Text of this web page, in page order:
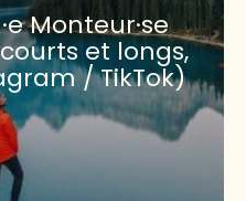
Monteur·se
et longs,
/ TikTok)